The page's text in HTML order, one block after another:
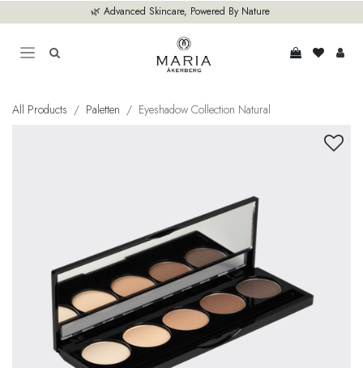
Overslaan naar inhoud🌿 Advanced Skincare, Powered By Nature
All Products Paletten Eyeshadow Collection Natural